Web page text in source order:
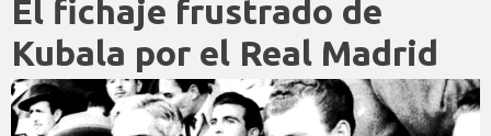
El fichaje frustrado de
Kubala por el Real Madrid